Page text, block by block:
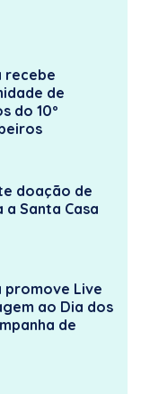
recebe
de
do 10º
doação de
Santa Casa
promove Live
ao Dia dos
de